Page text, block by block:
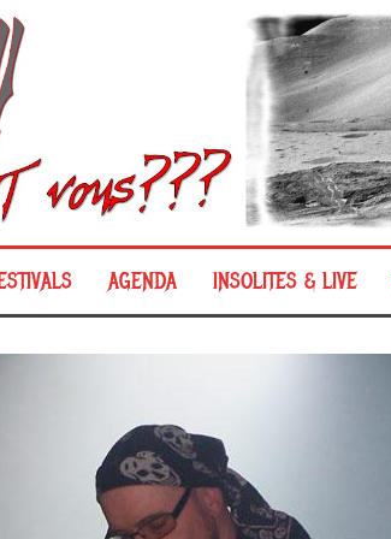
AGENDA INSOLITES & LIVE